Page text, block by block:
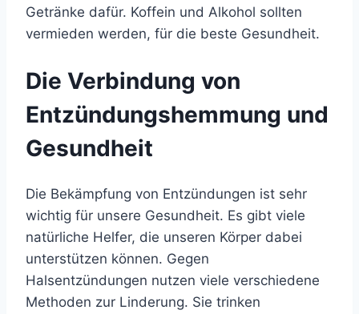
Getränke dafür. Koffein und Alkohol sollten
vermieden werden, für die beste Gesundheit.
Die Verbindung von
Entzündungshemmung und
Gesundheit
Die Bekämpfung von Entzündungen ist sehr
wichtig für unsere Gesundheit. Es gibt viele
natürliche Helfer, die unseren Körper dabei
unterstützen können. Gegen
Halsentzündungen nutzen viele verschiedene
Methoden zur Linderung. Sie trinken